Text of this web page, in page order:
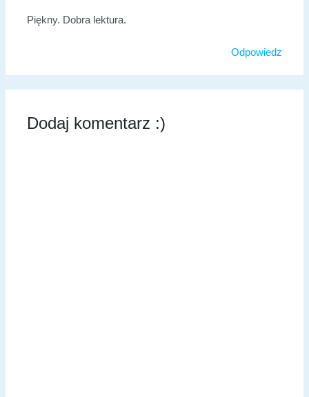
Piękny. Dobra lektura.
Odpowiedz
Dodaj komentarz :)